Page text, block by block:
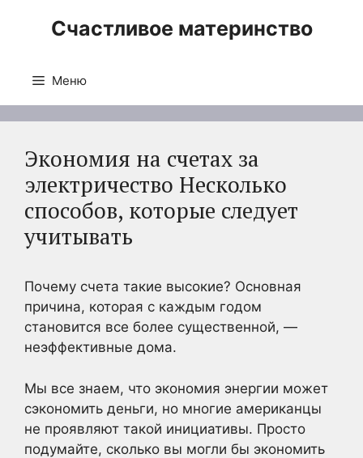
Счастливое материнство
Меню
Экономия на счетах за
электричество Несколько
способов, которые следует
учитывать
Почему счета такие высокие? Основная
причина, которая с каждым годом
становится все более существенной, —
неэффективные дома.
Мы все знаем, что экономия энергии может
сэкономить деньги, но многие американцы
не проявляют такой инициативы. Просто
подумайте, сколько вы могли бы экономить